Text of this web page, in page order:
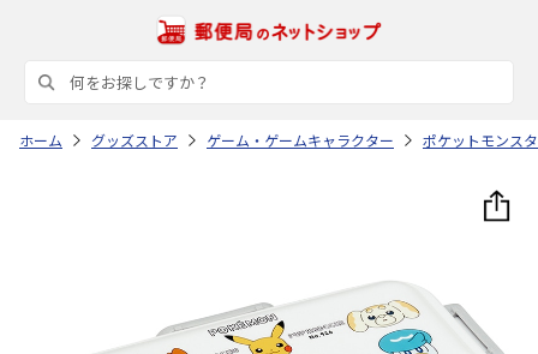
ホーム グッズストア ゲーム・ゲームキャラクター ポケットモンス